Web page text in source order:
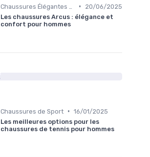
•
20/06/2025
Les chaussures Arcus : élégance et
confort pour hommes
Chaussures de Sport • 16/01/2025
Les meilleures options pour les
chaussures de tennis pour hommes